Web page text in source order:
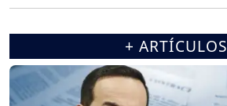
+ ARTÍCULOS